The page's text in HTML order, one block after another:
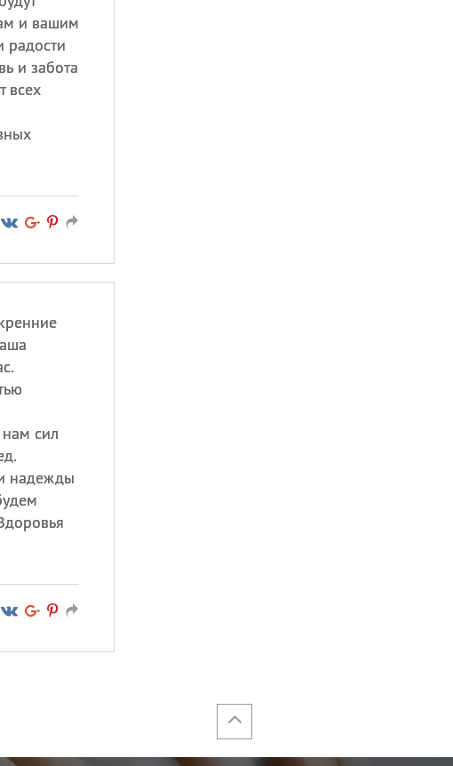
и вашим
радости
и забота
всех
сил
надежды